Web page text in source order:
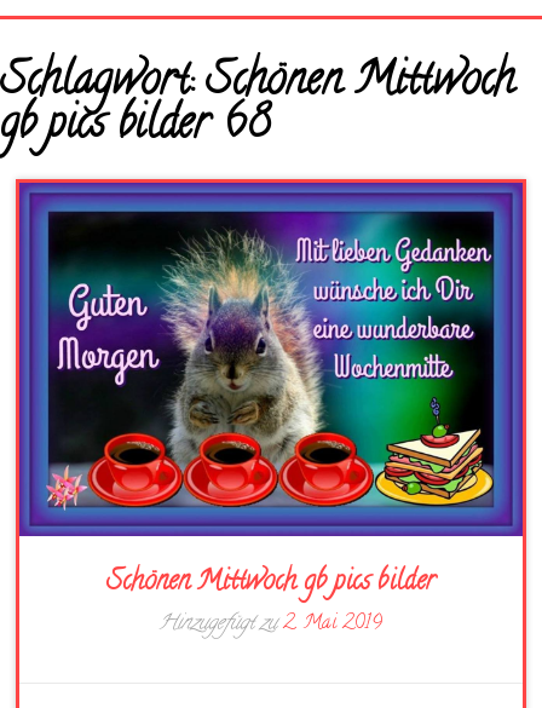
Startseite
Neue Bilder
Schlagwort:Schönen Mittwoch
gb pics bilder 68
Schönen Mittwoch gb pics bilder
Hinzugefügt zu2. Mai 2019